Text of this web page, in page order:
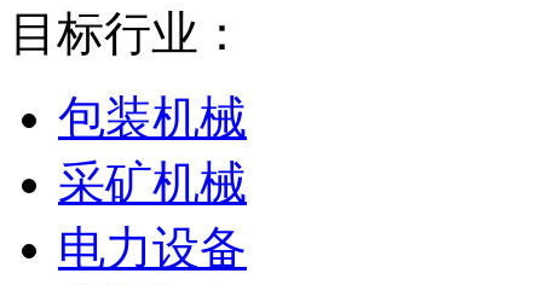
目标行业：
包装机械
采矿机械
电力设备